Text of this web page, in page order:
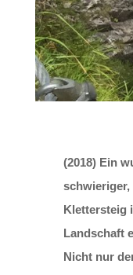
(2018) Ein
Klettersteig
Landschaft
Nicht nur